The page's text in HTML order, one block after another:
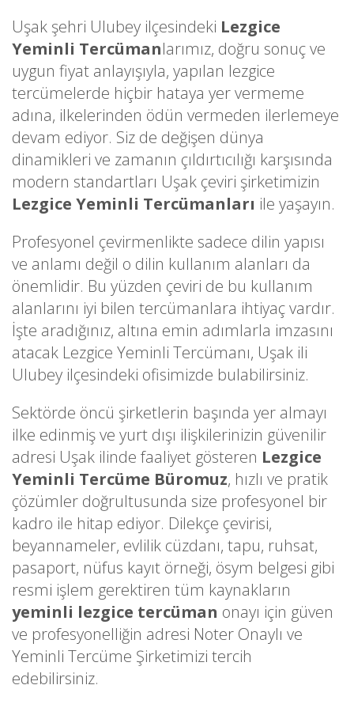
Uşak şehri Ulubey ilçesindeki Lezgice
Yeminli Tercümanlarımız, doğru sonuç ve
uygun fiyat anlayışıyla, yapılan lezgice
tercümelerde hiçbir hataya yer vermeme
adına, ilkelerinden ödün vermeden ilerlemeye
devam ediyor. Siz de değişen dünya
dinamikleri ve zamanın çıldırtıcılığı karşısında
modern standartları Uşak çeviri şirketimizin
Lezgice Yeminli Tercümanları ile yaşayın.
Profesyonel çevirmenlikte sadece dilin yapısı
ve anlamı değil o dilin kullanım alanları da
önemlidir. Bu yüzden çeviri de bu kullanım
alanlarını iyi bilen tercümanlara ihtiyaç vardır.
İşte aradığınız, altına emin adımlarla imzasını
atacak Lezgice Yeminli Tercümanı, Uşak ili
Ulubey ilçesindeki ofisimizde bulabilirsiniz.
Sektörde öncü şirketlerin başında yer almayı
ilke edinmiş ve yurt dışı ilişkilerinizin güvenilir
adresi Uşak ilinde faaliyet gösteren Lezgice
Yeminli Tercüme Büromuz, hızlı ve pratik
çözümler doğrultusunda size profesyonel bir
kadro ile hitap ediyor. Dilekçe çevirisi,
beyannameler, evlilik cüzdanı, tapu, ruhsat,
pasaport, nüfus kayıt örneği, ösym belgesi gibi
resmi işlem gerektiren tüm kaynakların
yeminli lezgice tercüman onayı için güven
ve profesyonelliğin adresi Noter Onaylı ve
Yeminli Tercüme Şirketimizi tercih
edebilirsiniz.